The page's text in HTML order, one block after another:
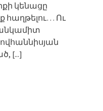
կենացը
հաղթելու… Ու
[...]